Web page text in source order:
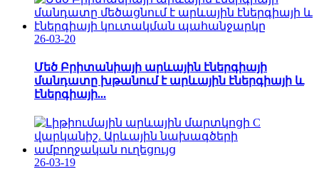
26-03-20
Մեծ Բրիտանիայի արևային էներգիայի
մանդատը խթանում է արևային էներգիայի և
էներգիայի...
26-03-19